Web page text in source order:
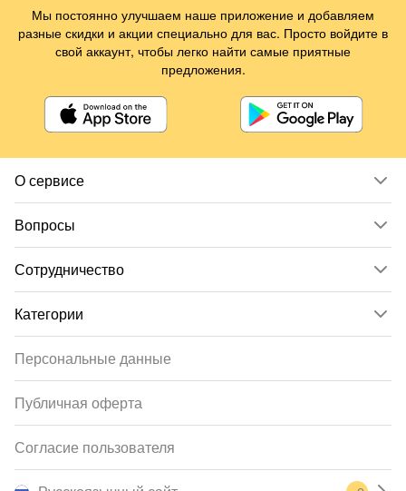
О сервисе
Вопросы
Сотрудничество
Категории
Персональные данные
Публичная оферта
Согласие пользователя
Мы постоянно улучшаем наше приложение и добавляем
разные скидки и акции специально для вас. Просто войдите в
свой аккаунт, чтобы легко найти самые приятные
предложения.